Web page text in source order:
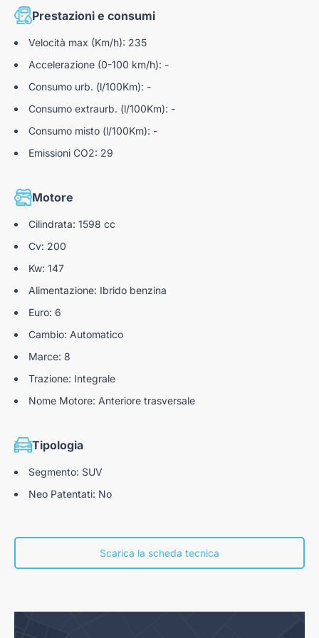
Prestazioni e consumi
Velocità max (Km/h): 235
Accelerazione (0-100 km/h): -
Consumo urb. (l/100Km): -
Consumo extraurb. (l/100Km): -
Consumo misto (l/100Km): -
Emissioni CO2: 29
Motore
Cilindrata: 1598 cc
Cv: 200
Kw: 147
Alimentazione: Ibrido benzina
Euro: 6
Cambio: Automatico
Marce: 8
Trazione: Integrale
Nome Motore: Anteriore trasversale
Tipologia
Segmento: SUV
Neo Patentati: No
Scarica la scheda tecnica